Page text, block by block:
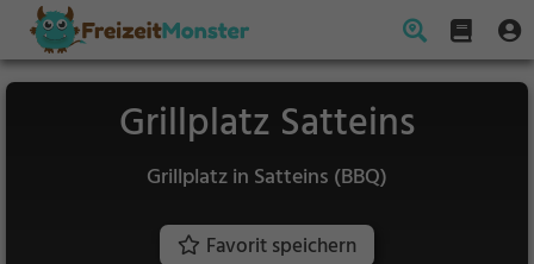
Grillplatz Satteins
Grillplatz in Satteins (BBQ)
Favorit speichern